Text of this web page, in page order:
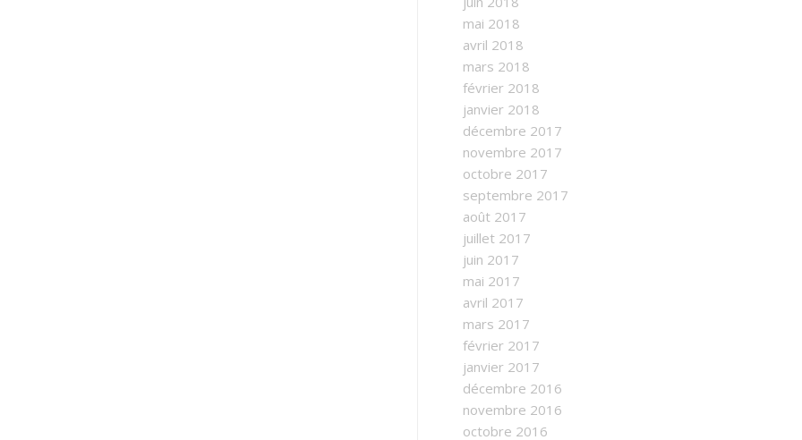
mai 2018
avril 2018
mars 2018
février 2018
janvier 2018
décembre 2017
novembre 2017
octobre 2017
septembre 2017
août 2017
juillet 2017
juin 2017
mai 2017
avril 2017
mars 2017
février 2017
janvier 2017
décembre 2016
novembre 2016
octobre 2016